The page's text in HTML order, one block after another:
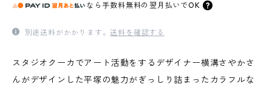
なら 手数料無料の 翌月払いでOK
別途送料がかかります。送料を確認する
スタジオクーカでアート活動をするデザイナー横溝さやかさ
んがデザインした平塚の魅力がぎっしり詰まったカラフルな